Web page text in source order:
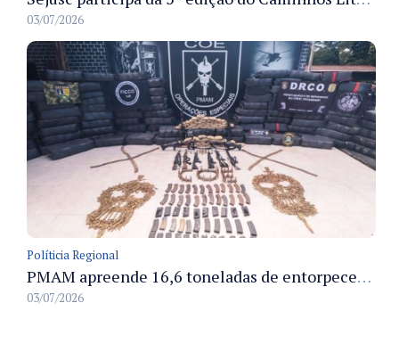
03/07/2026
Políticia Regional
PMAM apreende 16,6 toneladas de entorpecentes e registra aumento nas prisões em flagrante e nas capturas de foragidos no primeiro semestre de 2026
03/07/2026